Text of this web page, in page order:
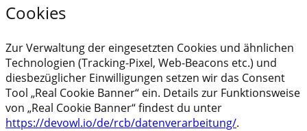
Cookies
Zur Verwaltung der eingesetzten Cookies und ähnlichen
Technologien (Tracking-Pixel, Web-Beacons etc.) und
diesbezüglicher Einwilligungen setzen wir das Consent
Tool „Real Cookie Banner“ ein. Details zur Funktionsweise
von „Real Cookie Banner“ findest du unter
https://devowl.io/de/rcb/datenverarbeitung/.